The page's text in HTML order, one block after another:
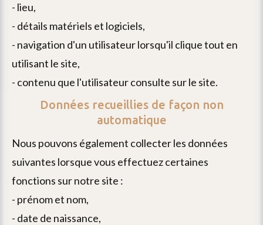
- lieu,
- détails matériels et logiciels,
- navigation d'un utilisateur lorsqu'il clique tout en
utilisant le site,
- contenu que l'utilisateur consulte sur le site.
Données recueillies de façon non
automatique
nous pouvons également collecter les données
suivantes lorsque vous effectuez certaines
fonctions sur notre site :
- prénom et nom,
- date de naissance,
envoyer
un